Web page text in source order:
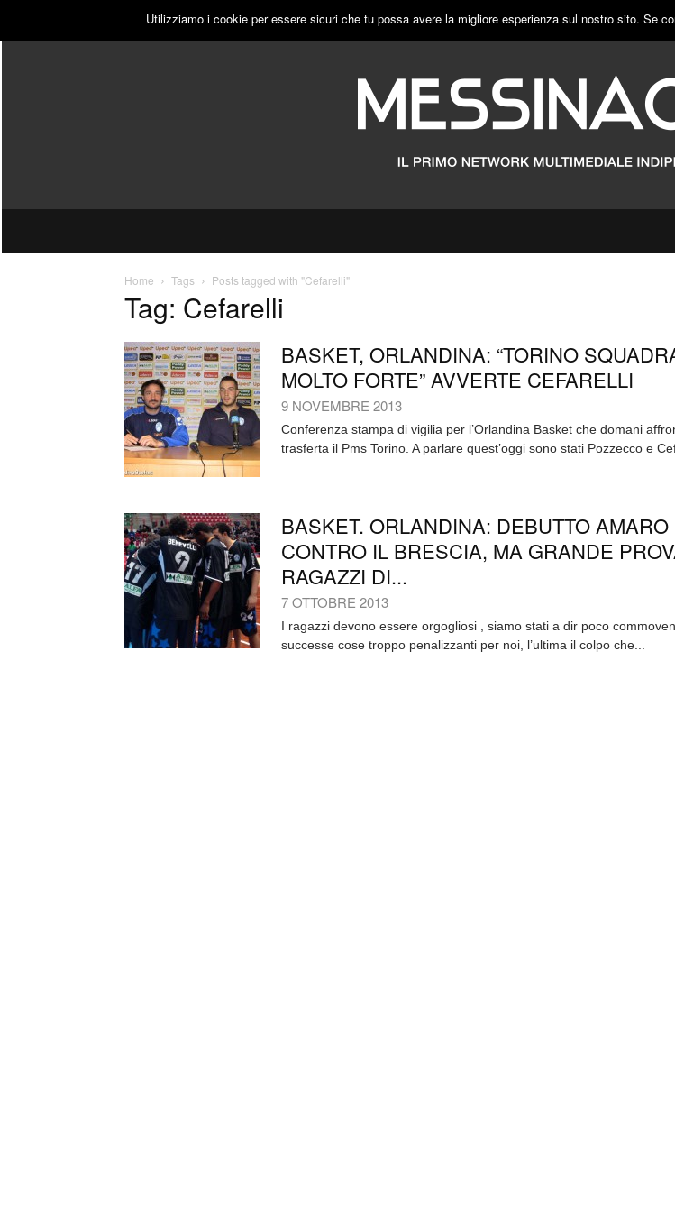
VENERDÌ, 7 AGOSTO 2026 PUBBLICITÀ
Home Tags Posts tagged with "Cefarelli"
Tag: Cefarelli
BASKET, ORLANDINA: “TORINO
MOLTO FORTE” AVVERTE CEFARELLI
9 NOVEMBRE 2013
Conferenza stampa di vigilia per l’Orlandina Basket che domani
trasferta il Pms Torino. A parlare quest’oggi sono stati Pozzecco e
BASKET. ORLANDINA: DEBUTTO AMARO
CONTRO IL BRESCIA, MA GRANDE
RAGAZZI DI...
7 OTTOBRE 2013
I ragazzi devono essere orgogliosi , siamo stati a dir poco
successe cose troppo penalizzanti per noi, l’ultima il colpo che...
Utilizziamo i cookie per essere sicuri che tu possa avere la migliore esperienza sul nostro sito. Se